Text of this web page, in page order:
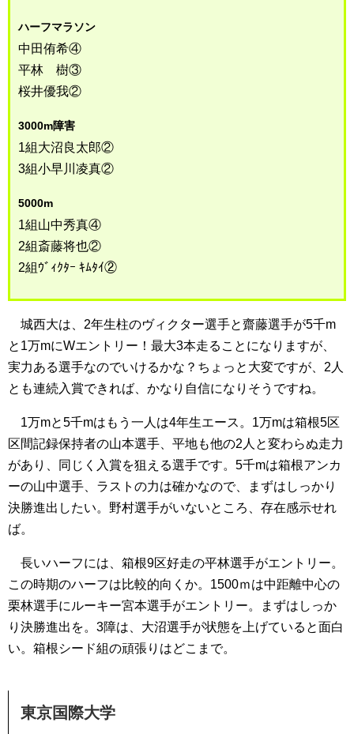
ハーフマラソン
中田侑希④
平林 樹③
桜井優我②
3000m障害
1組大沼良太郎②
3組小早川凌真②
5000m
1組山中秀真④
2組斎藤将也②
2組ｳﾞｨｸﾀｰ ｷﾑﾀｲ②
城西大は、2年生柱のヴィクター選手と齋藤選手が5千m
と1万mにWエントリー！最大3本走ることになりますが、
実力ある選手なのでいけるかな？ちょっと大変ですが、2人
とも連続入賞できれば、かなり自信になりそうですね。
1万mと5千mはもう一人は4年生エース。1万mは箱根5区
区間記録保持者の山本選手、平地も他の2人と変わらぬ走力
があり、同じく入賞を狙える選手です。5千mは箱根アンカ
ーの山中選手、ラストの力は確かなので、まずはしっかり
決勝進出したい。野村選手がいないところ、存在感示せれ
ば。
長いハーフには、箱根9区好走の平林選手がエントリー。
この時期のハーフは比較的向くか。1500ｍは中距離中心の
栗林選手にルーキー宮本選手がエントリー。まずはしっか
り決勝進出を。3障は、大沼選手が状態を上げていると面白
い。箱根シード組の頑張りはどこまで。
東京国際大学